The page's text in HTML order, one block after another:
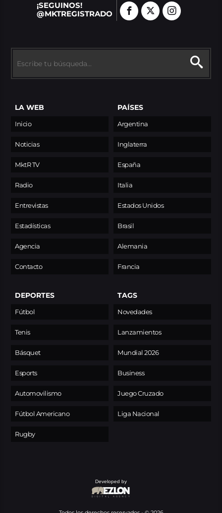
¡SEGUINOS!
@MKTREGISTRADO
LA WEB
Inicio
Noticias
MktR TV
Radio
Entrevistas
Estadísticas
Agencia
Contacto
PAÍSES
Argentina
Inglaterra
España
Italia
Estados Unidos
Brasil
Alemania
Francia
DEPORTES
Fútbol
Tenis
Básquet
Esports
Automovilismo
Fútbol Americano
Rugby
TAGS
Novedades
Lanzamientos
Mundial 2026
Business
Juego Cruzado
Liga Nacional
Developed by